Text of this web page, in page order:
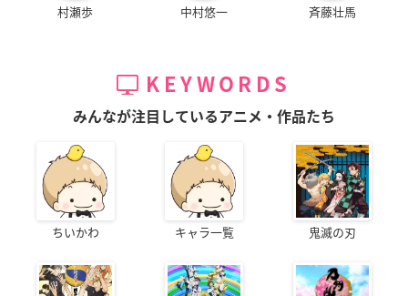
村瀬歩 中村悠一 斉藤壮馬
KEYWORDS
みんなが注目しているアニメ・作品たち
ちいかわ キャラ一覧 鬼滅の刃